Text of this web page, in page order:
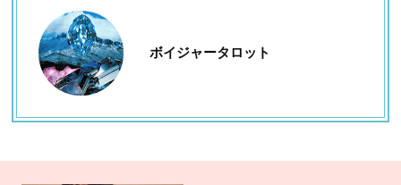
ボイジャータロット